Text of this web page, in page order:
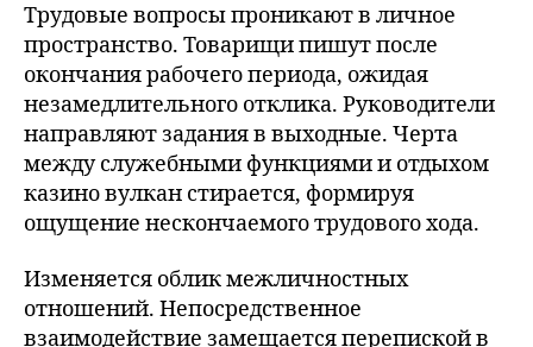
Трудовые вопросы проникают в личное
пространство. Товарищи пишут после
окончания рабочего периода, ожидая
незамедлительного отклика. Руководители
направляют задания в выходные. Черта
между служебными функциями и отдыхом
казино вулкан стирается, формируя
ощущение нескончаемого трудового хода.
Изменяется облик межличностных
отношений. Непосредственное
взаимодействие замещается перепиской в